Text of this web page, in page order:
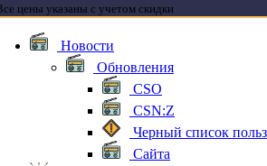
цены указаны с учетом скидки
Новости
Обновления
CSO
CSN:Z
Черный список
Сайта